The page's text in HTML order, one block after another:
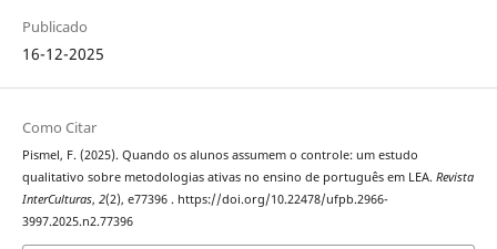
Publicado
16-12-2025
Como Citar
Pismel, F. (2025). Quando os alunos assumem o controle: um estudo
qualitativo sobre metodologias ativas no ensino de português em LEA. Revista
InterCulturas, 2(2), e77396 . https://doi.org/10.22478/ufpb.2966-
3997.2025.n2.77396